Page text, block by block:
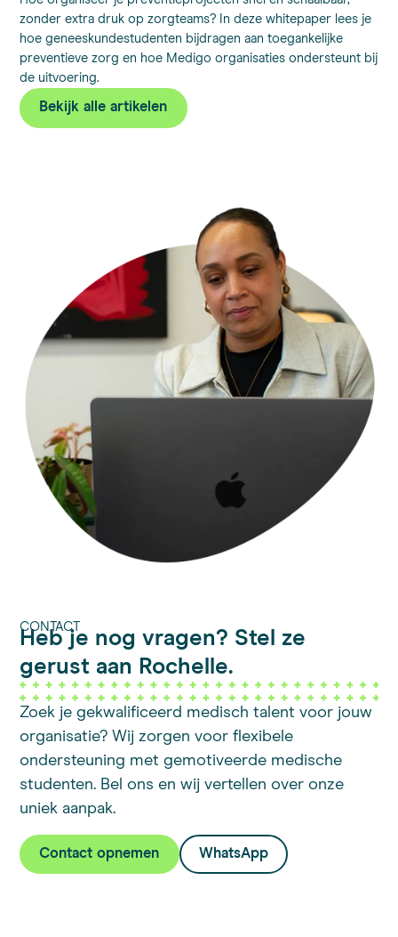
zonder extra druk op zorgteams? In deze whitepaper lees je
hoe geneeskundestudenten bijdragen aan toegankelijke
preventieve zorg en hoe Medigo organisaties ondersteunt bij
de uitvoering.
Bekijk alle artikelen
CONTACT
Heb je nog vragen? Stel ze
gerust aan Rochelle.
Zoek je gekwalificeerd medisch talent voor jouw
organisatie? Wij zorgen voor flexibele
ondersteuning met gemotiveerde medische
studenten. Bel ons en wij vertellen over onze
uniek aanpak.
Contact opnemen WhatsApp